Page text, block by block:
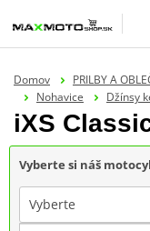
Domov PRILBY A
Nohavice
Džínsy
iXS
Vyberte si náš
Vyberte